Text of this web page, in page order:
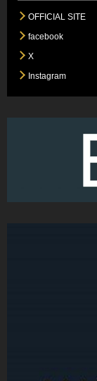
OFFICIAL SITE
facebook
X
Instagram